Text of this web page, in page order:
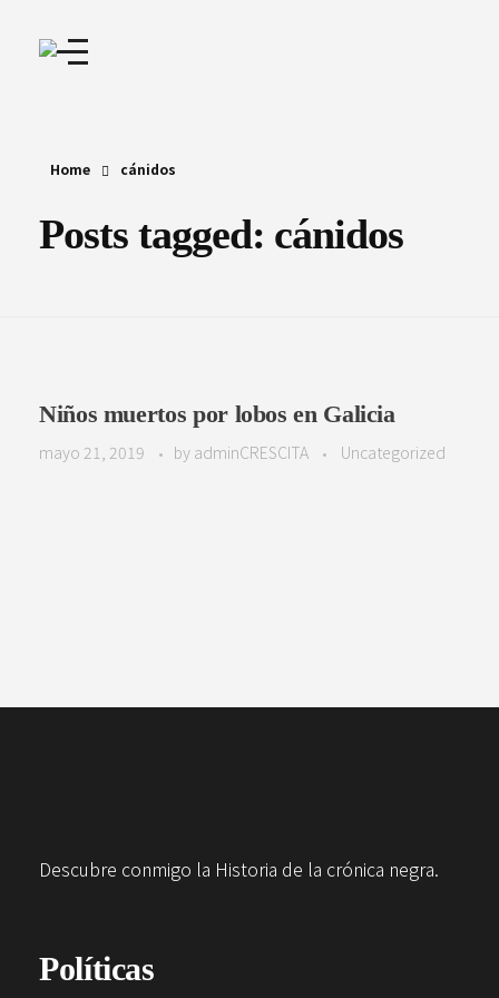
Home cánidos
Posts tagged: cánidos
Niños muertos por lobos en Galicia
mayo 21, 2019 by adminCRESCITA Uncategorized
Descubre conmigo la Historia de la crónica negra.
Políticas